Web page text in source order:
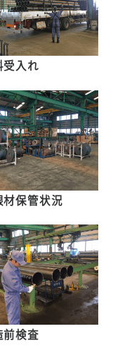
入れ
材保管状況
前検査